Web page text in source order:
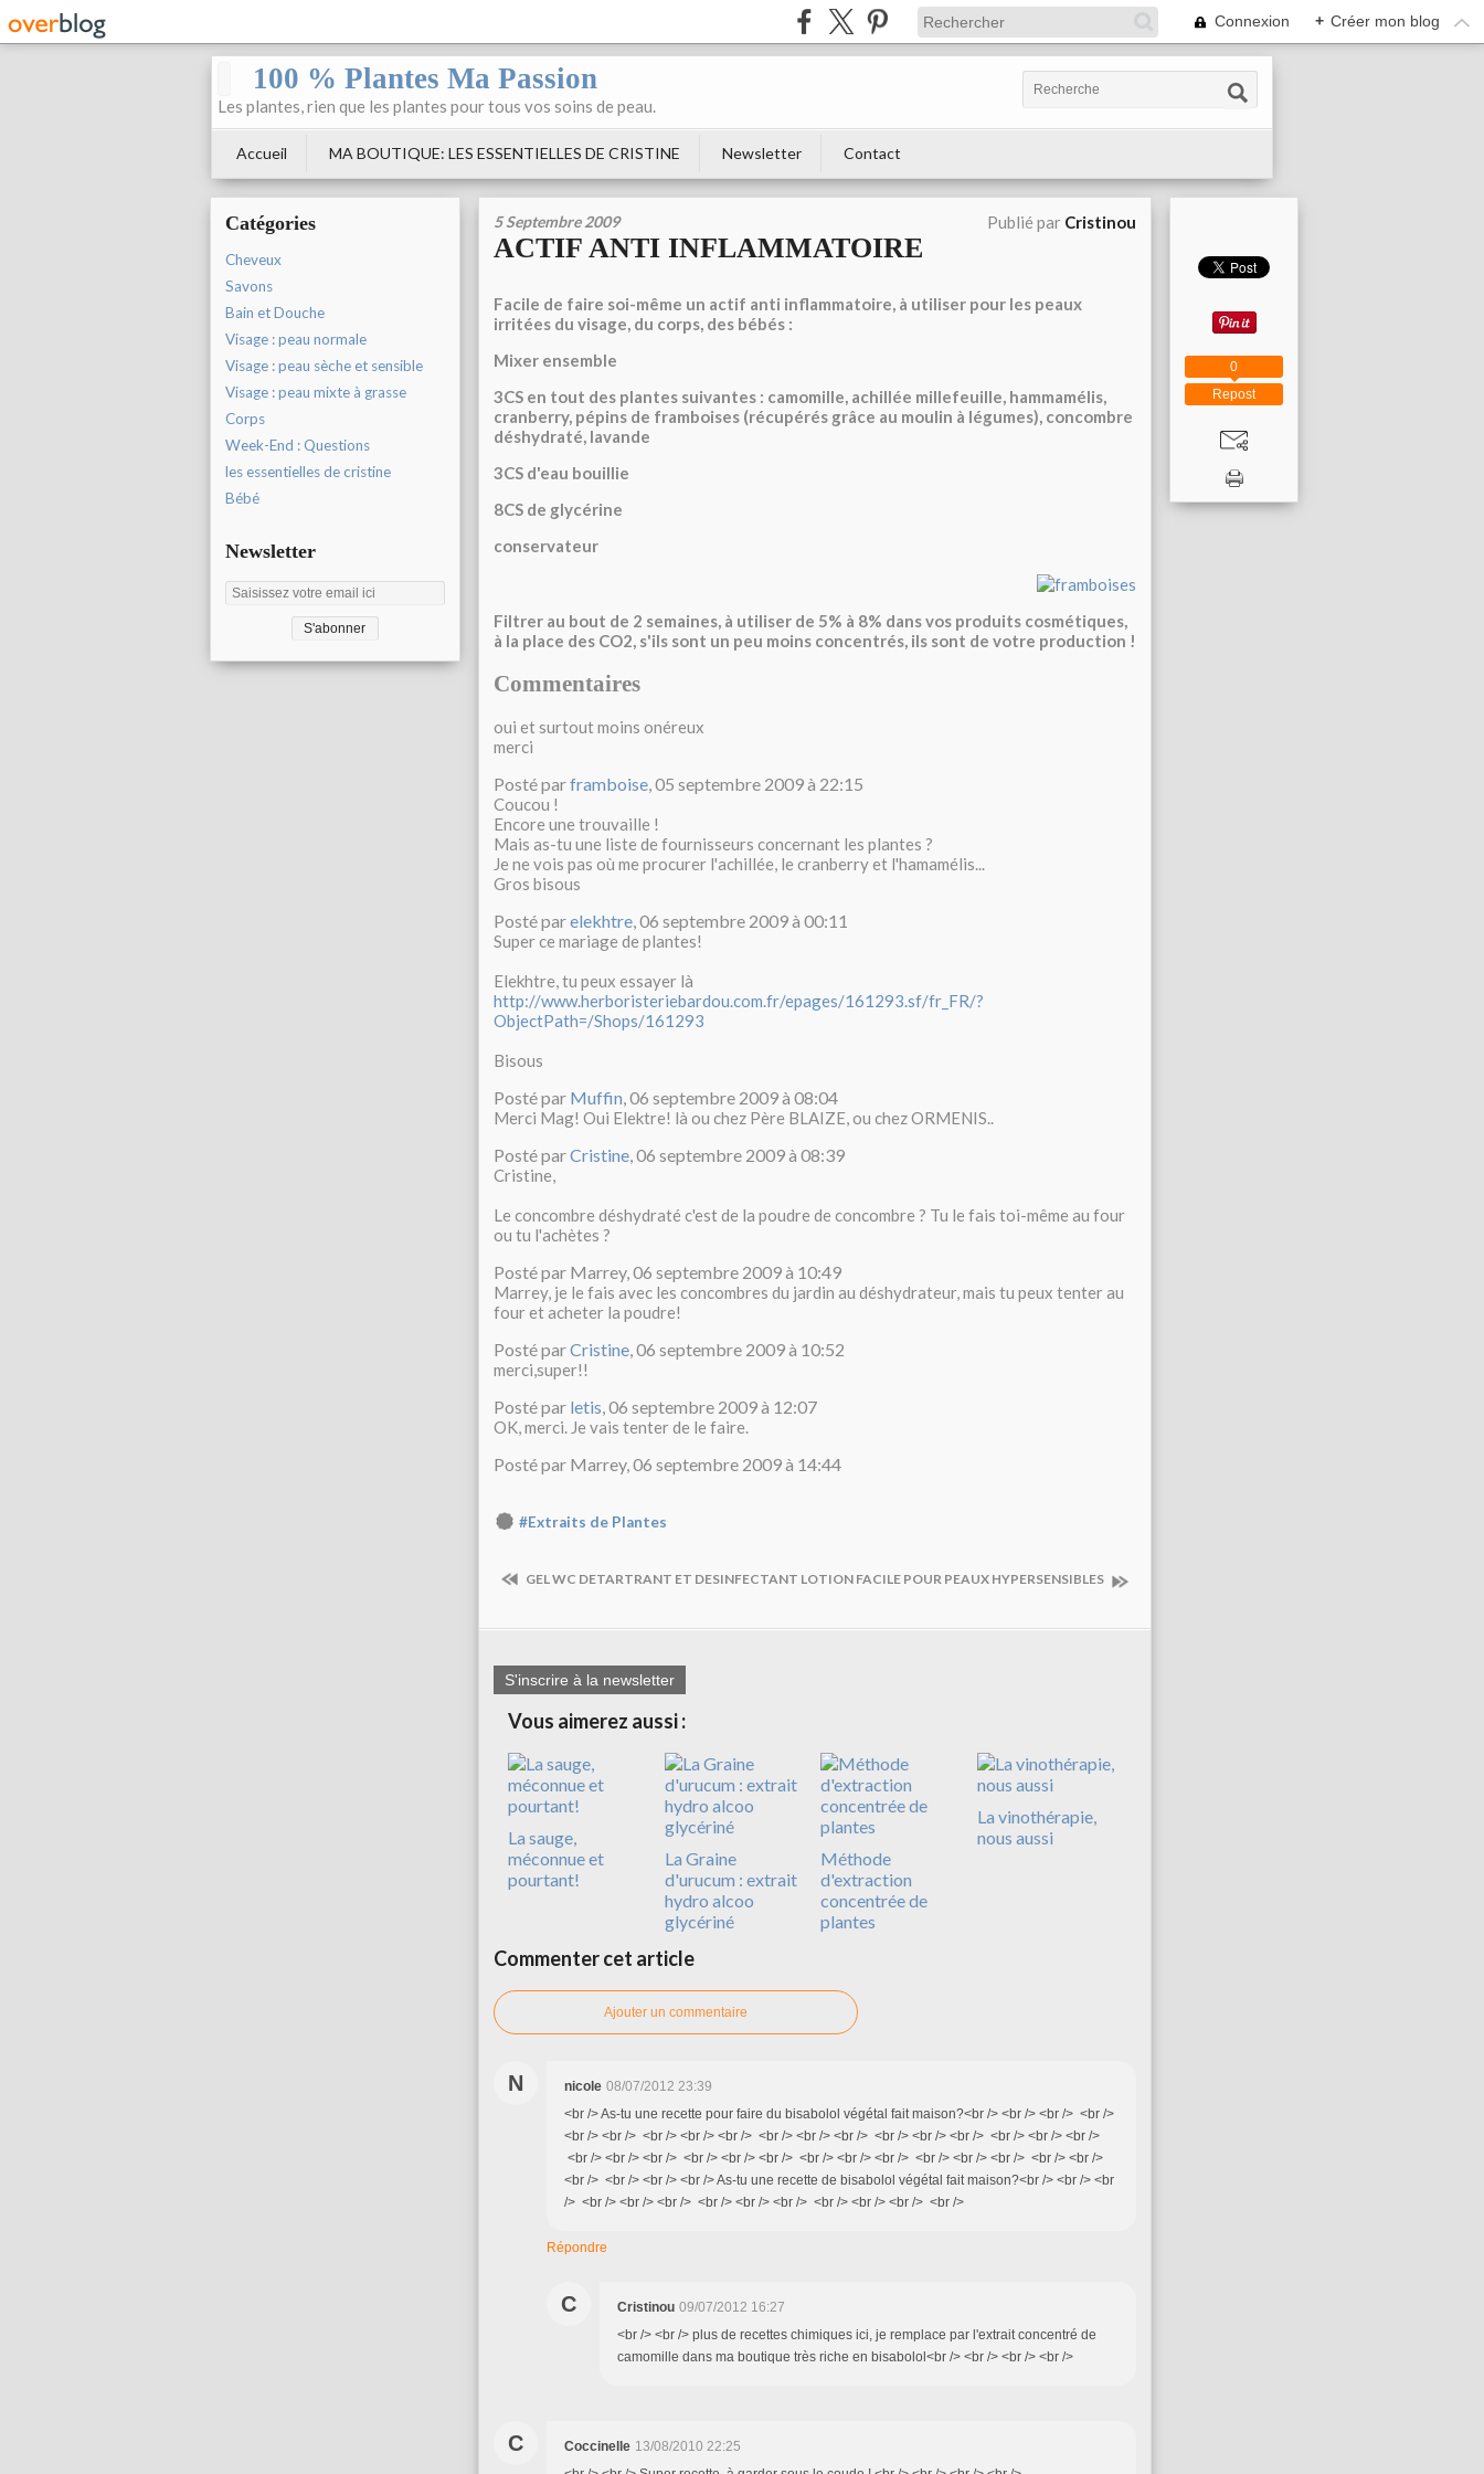
Connexion + Créer mon blog
100 % Plantes Ma Passion
Les plantes, rien que les plantes pour tous vos soins de peau.
Accueil MA BOUTIQUE: LES ESSENTIELLES DE CRISTINE Newsletter Contact
Catégories
Cheveux
Savons
Bain et Douche
Visage : peau normale
Visage : peau sèche et sensible
Visage : peau mixte à grasse
Corps
Week-End : Questions
les essentielles de cristine
Bébé
Newsletter
5 Septembre 2009 Publié par Cristinou
ACTIF ANTI INFLAMMATOIRE
Facile de faire soi-même un actif anti inflammatoire, à utiliser pour les peaux
irritées du visage, du corps, des bébés :
Mixer ensemble
3CS en tout des plantes suivantes : camomille, achillée millefeuille, hammamélis,
cranberry, pépins de framboises (récupérés grâce au moulin à légumes), concombre
déshydraté, lavande
3CS d'eau bouillie
8CS de glycérine
conservateur
Filtrer au bout de 2 semaines, à utiliser de 5% à 8% dans vos produits cosmétiques,
à la place des CO2, s'ils sont un peu moins concentrés, ils sont de votre production !
Commentaires
oui et surtout moins onéreux
merci
Posté parframboise, 05 septembre 2009 à 22:15
Coucou !
Encore une trouvaille !
Mais as-tu une liste de fournisseurs concernant les plantes ?
Je ne vois pas où me procurer l'achillée, le cranberry et l'hamamélis...
Gros bisous
Posté parelekhtre, 06 septembre 2009 à 00:11
Super ce mariage de plantes!
Elekhtre, tu peux essayer là
http://www.herboristeriebardou.com.fr/epages/161293.sf/fr_FR/?
ObjectPath=/Shops/161293
Bisous
Posté par Muffin, 06 septembre 2009 à 08:04
Merci Mag! Oui Elektre! là ou chez Père BLAIZE, ou chez ORMENIS..
Posté parCristine, 06 septembre 2009 à 08:39
Cristine,
Le concombre déshydraté c'est de la poudre de concombre ? Tu le fais toi-même au four
ou tu l'achètes ?
Posté par Marrey, 06 septembre 2009 à 10:49
Marrey, je le fais avec les concombres du jardin au déshydrateur, mais tu peux tenter au
four et acheter la poudre!
Posté parCristine, 06 septembre 2009 à 10:52
merci,super!!
Posté par letis, 06 septembre 2009 à 12:07
OK, merci. Je vais tenter de le faire.
Posté par Marrey, 06 septembre 2009 à 14:44
#Extraits de Plantes
GEL WC DETARTRANT ET DESINFECTANT LOTION FACILE POUR PEAUX HYPERSENSIBLES
S'inscrire à la newsletter
Vous aimerez aussi :
La sauge,
méconnue et
pourtant!
La Graine
d'urucum : extrait
hydro alcoo
glycériné
Méthode
d'extraction
concentrée de
plantes
La vinothérapie,
nous aussi
Commenter cet article
Ajouter un commentaire
N nicole 08/07/2012 23:39
<br /> As-tu une recette pour faire du bisabolol végétal fait maison?<br /> <br /> <br /> <br />
<br /> <br /> <br /> <br /> <br /> <br /> <br /> <br /> <br /> <br /> <br /> <br /> <br /> <br />
<br /> <br /> <br /> <br /> <br /> <br /> <br /> <br /> <br /> <br /> <br /> <br /> <br /> <br />
<br /> <br /> <br /> <br /> As-tu une recette de bisabolol végétal fait maison?<br /> <br /> <br
/> <br /> <br /> <br /> <br /> <br /> <br /> <br /> <br /> <br /> <br />
Répondre
C Cristinou 09/07/2012 16:27
<br /> <br /> plus de recettes chimiques ici, je remplace par l'extrait concentré de
camomille dans ma boutique très riche en bisabolol<br /> <br /> <br /> <br />
C Coccinelle 13/08/2010 22:25
Repost
0